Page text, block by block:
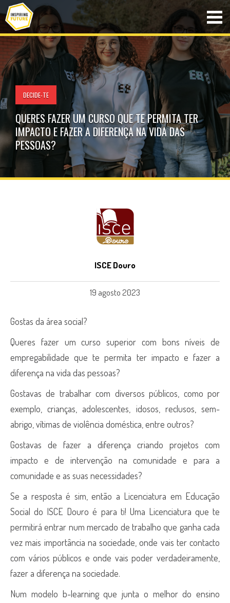
DECIDE-TE
QUERES FAZER UM CURSO QUE TE PERMITA TER
IMPACTO E FAZER A DIFERENÇA NA VIDA DAS
PESSOAS?
ISCE Douro
19 agosto 2023
Gostas da área social?
Queres fazer um curso superior com bons níveis de
empregabilidade que te permita ter impacto e fazer a
diferença na vida das pessoas?
Gostavas de trabalhar com diversos públicos, como por
exemplo, crianças, adolescentes, idosos, reclusos, sem-
abrigo, vítimas de violência doméstica, entre outros?
Gostavas de fazer a diferença criando projetos com
impacto e de intervenção na comunidade e para a
comunidade e as suas necessidades?
Se a resposta é sim, então a Licenciatura em Educação
Social do ISCE Douro é para ti! Uma Licenciatura que te
permitirá entrar num mercado de trabalho que ganha cada
vez mais importância na sociedade, onde vais ter contacto
com vários públicos e onde vais poder verdadeiramente,
fazer a diferença na sociedade.
Num modelo b-learning que junta o melhor do ensino